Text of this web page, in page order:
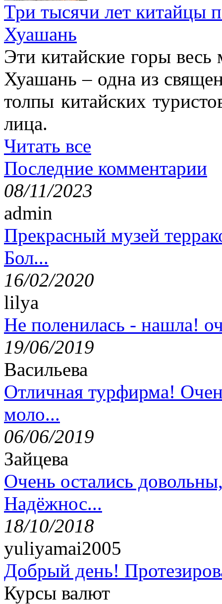
Три тысячи лет китайцы
Хуашань
Эти китайские горы
Хуашань – одна из
толпы китайских
лица.
Читать все
Последние комментарии
08/11/2023
admin
Прекрасный музей
Бол...
16/02/2020
lilya
Не поленилась - нашла!
19/06/2019
Васильева
Отличная турфирма!
моло...
06/06/2019
Зайцева
Очень остались
Надёжнос...
18/10/2018
yuliyamai2005
Добрый день!
Курсы валют